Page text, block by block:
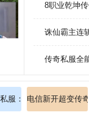
8职业乾坤
诛仙霸主连
传奇私服全
的再度辉煌
服：探索新大陆，顶
电信新开超变传